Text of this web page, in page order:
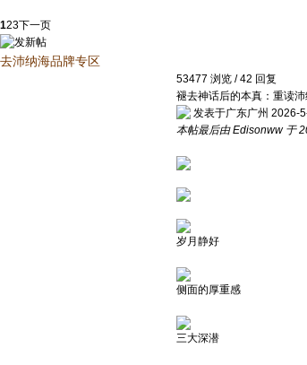
123下一页
去沛纳海品牌专区
53477 浏览 /42 回复
褪去神话后的本真：重读
发表于广东广州 2026-
本帖最后由 Edisonww 于
岁月静好
侧面的厚重感
三大深潜